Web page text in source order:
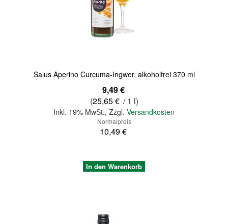
Salus Aperino Curcuma-Ingwer, alkoholfrei 370 ml
9,49 €
(25,65 € / 1 l)
Inkl. 19% MwSt., Zzgl. Versandkosten
Normalpreis
10,49 €
In den Warenkorb